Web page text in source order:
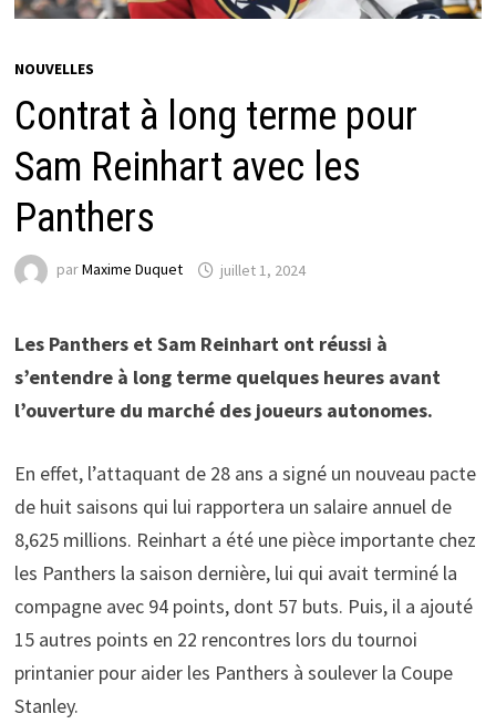
NOUVELLES
Contrat à long terme pour
Sam Reinhart avec les
Panthers
parMaxime Duquet juillet 1, 2024
Les Panthers et Sam Reinhart ont réussi à
s’entendre à long terme quelques heures avant
l’ouverture du marché des joueurs autonomes.
En effet, l’attaquant de 28 ans a signé un nouveau pacte
de huit saisons qui lui rapportera un salaire annuel de
8,625 millions. Reinhart a été une pièce importante chez
les Panthers la saison dernière, lui qui avait terminé la
compagne avec 94 points, dont 57 buts. Puis, il a ajouté
15 autres points en 22 rencontres lors du tournoi
printanier pour aider les Panthers à soulever la Coupe
Stanley.